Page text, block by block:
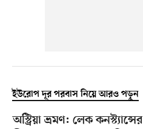
ইউরোপ দূর পরবাস নিয়ে আরও পড়ুন
অস্ট্রিয়া ভ্রমণ: লেক কনস্ট্যান্সের